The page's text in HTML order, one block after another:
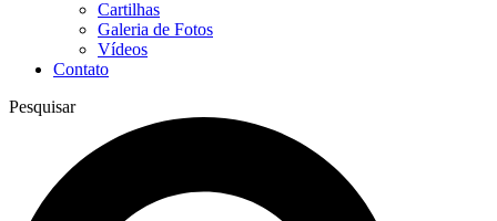
Cartilhas
Galeria de Fotos
Vídeos
Contato
Pesquisar